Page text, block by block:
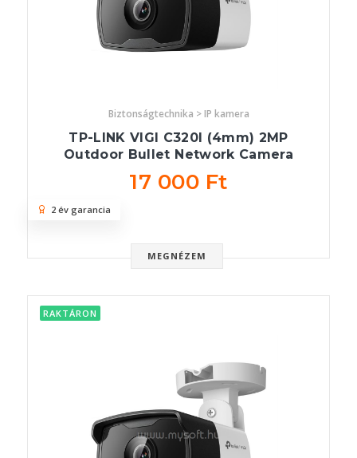
Biztonságtechnika > IP kamera
TP-LINK VIGI C320I (4mm) 2MP
Outdoor Bullet Network Camera
17 000 Ft
MEGNÉZEM
2 év garancia
RAKTÁRON